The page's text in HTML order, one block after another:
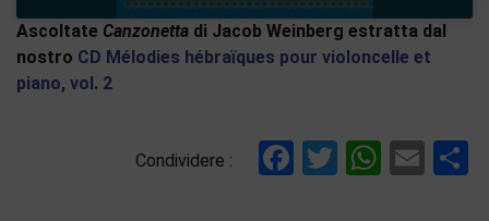
Ascoltate Canzonetta di Jacob Weinberg estratta dal
nostro CD Mélodies hébraïques pour violoncelle et
piano, vol. 2
Condividere : Facebook
Twitter